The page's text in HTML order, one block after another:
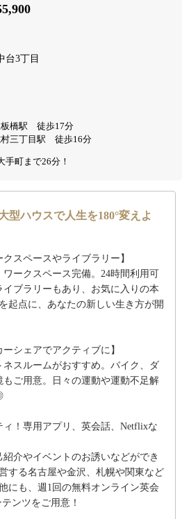
台3丁目
橋駅 徒歩17分
三丁目駅 徒歩16分
手町まで26分！
型ハウスで人生を180°変えよ
スペースやライブラリー】
ークスペース完備。24時間利用可
ブラリーもあり、お気に入りの本
起点に、あなたの新しい生き方が開
シェアでアクティブに】
スルームがおすすめ。バイク、ダ
ご用意。日々の運動や運動不足解
ィ！専用アプリ、英会話、Netflixな
介やイベントのお誘いなどができ
する名古屋や金沢、札幌や関東など
にも、週1回の無料オンライン英会
ンツをご用意！